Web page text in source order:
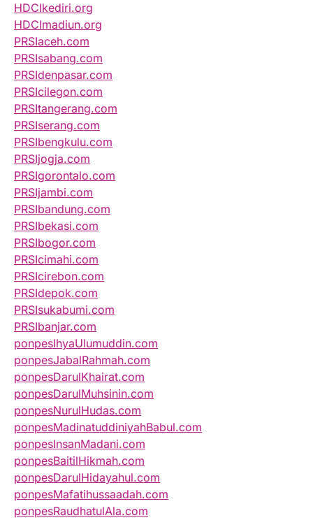
HDCIkediri.org
HDCImadiun.org
PRSIaceh.com
PRSIsabang.com
PRSIdenpasar.com
PRSIcilegon.com
PRSItangerang.com
PRSIserang.com
PRSIbengkulu.com
PRSIjogja.com
PRSIgorontalo.com
PRSIjambi.com
PRSIbandung.com
PRSIbekasi.com
PRSIbogor.com
PRSIcimahi.com
PRSIcirebon.com
PRSIdepok.com
PRSIsukabumi.com
PRSIbanjar.com
ponpesIhyaUlumuddin.com
ponpesJabalRahmah.com
ponpesDarulKhairat.com
ponpesDarulMuhsinin.com
ponpesNurulHudas.com
ponpesMadinatuddiniyahBabul.com
ponpesInsanMadani.com
ponpesBaitilHikmah.com
ponpesDarulHidayahul.com
ponpesMafatihussaadah.com
ponpesRaudhatulAla.com